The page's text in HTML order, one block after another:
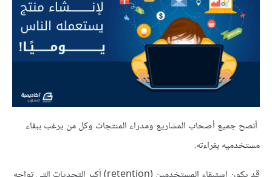
أنصح جميع أصحاب المشاريع ومدراء المنتجات وكل من يرغب ببقاء
مستخدميه بقراءته.